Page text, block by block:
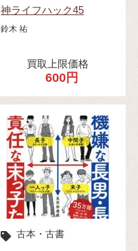
神ライフハック45
鈴木 祐
買取上限価格
600円
古本・古書